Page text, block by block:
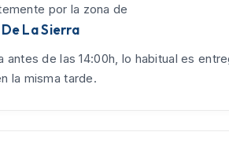
por la zona de
La Sierra
antes de las 14:00h, lo habitual es
la misma tarde.